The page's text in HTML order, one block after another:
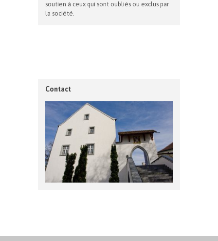
soutien à ceux qui sont oubliés ou exclus par
la société.
Contact